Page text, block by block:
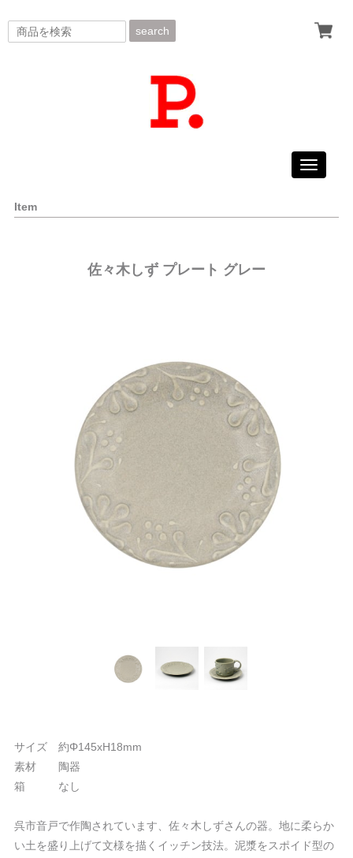
search
Toggle
Item
佐々木しず プレート グレー
サイズ 約Φ145xH18mm
素材 陶器
箱 なし
呉市音戸で作陶されています、佐々木しずさんの器。地に柔らか
い土を盛り上げて文様を描くイッチン技法。泥漿をスポイド型の